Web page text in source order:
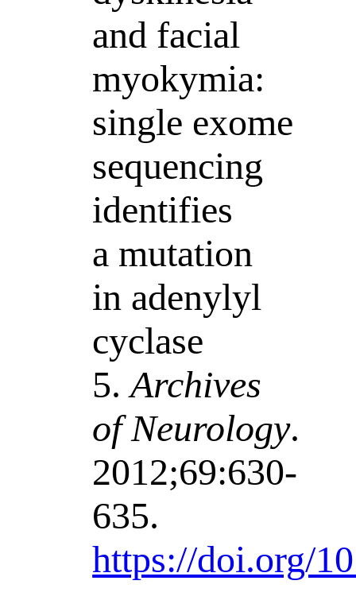
and facial
myokymia:
single exome
sequencing
identifies
a mutation
in adenylyl
cyclase
5.Archives
of Neurology.
2012;69:630-
635.
https://doi.org/